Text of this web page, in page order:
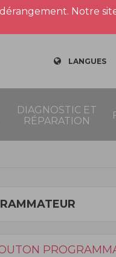
Notre
LANGUES
DIAGNOSTIC ET
RÉPARATION